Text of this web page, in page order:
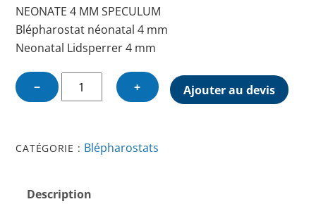
NEONATE 4 MM SPECULUM
Blépharostat néonatal 4 mm
Neonatal Lidsperrer 4 mm
−
quantité
de
MM
+ Ajouter au devis
CATÉGORIE : Blépharostats
Description